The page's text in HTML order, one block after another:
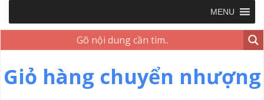
MENU
Giỏ hàng chuyển nhượng